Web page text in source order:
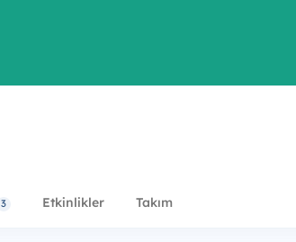
3 Etkinlikler Takım